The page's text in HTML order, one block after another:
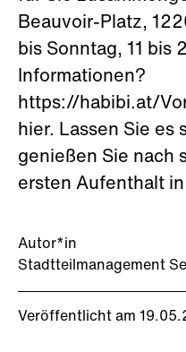
Autor*in
Stadtteilmanagement
Veröffentlicht am
Beauvoir-Platz,
bis Sonntag, 11 bis
Informationen?
https://habibi.at/
hier. Lassen Sie es
genießen Sie nach
ersten Aufenthalt